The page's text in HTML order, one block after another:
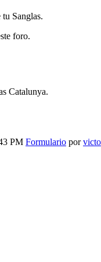
Sanglas.
foro.
Catalunya.
PM Formulario por